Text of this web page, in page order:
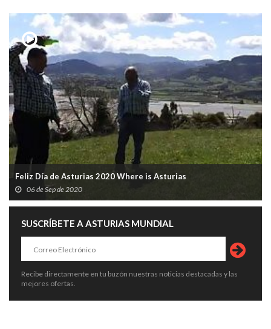
Feliz Día de Asturias 2020 Where is Asturias
06 de Sep de 2020
SUSCRÍBETE A ASTURIAS MUNDIAL
Recibe directamente en tu buzón nuestras noticias destacadas y las
mejores ofertas.